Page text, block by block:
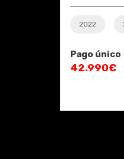
4X4
2022
Pago único
42.990€